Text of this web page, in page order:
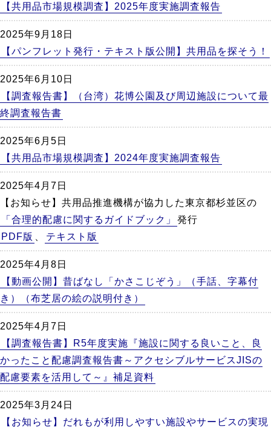
【共用品市場規模調査】2025年度実施調査報告
2025年9月18日
【パンフレット発行・テキスト版公開】共用品を探そう！
2025年6月10日
【調査報告書】（台湾）花博公園及び周辺施設について最
終調査報告書
2025年6月5日
【共用品市場規模調査】2024年度実施調査報告
2025年4月7日
【お知らせ】共用品推進機構が協力した東京都杉並区の
「合理的配慮に関するガイドブック」
発行
PDF版
テキスト版
2025年4月8日
【動画公開】昔ばなし「かさこじぞう」（手話、字幕付
き）（布芝居の絵の説明付き）
2025年4月7日
【調査報告書】R5年度実施『施設に関する良いこと、良
かったこと配慮調査報告書～アクセシブルサービスJISの
配慮要素を活用して～』補足資料
2025年3月24日
【お知らせ】だれもが利用しやすい施設やサービスの実現